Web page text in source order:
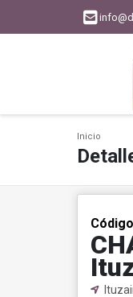
Inicio
Código